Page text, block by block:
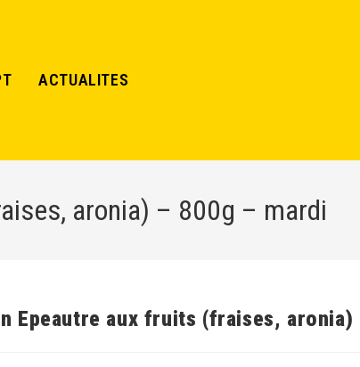
ACTUALITES
aronia) – 800g – mardi
Epeautre aux fruits (fraises,